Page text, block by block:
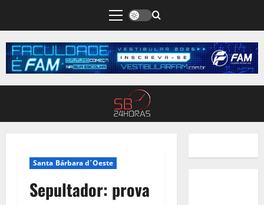
Santa Bárbara d´Oeste
Sepultador: prova